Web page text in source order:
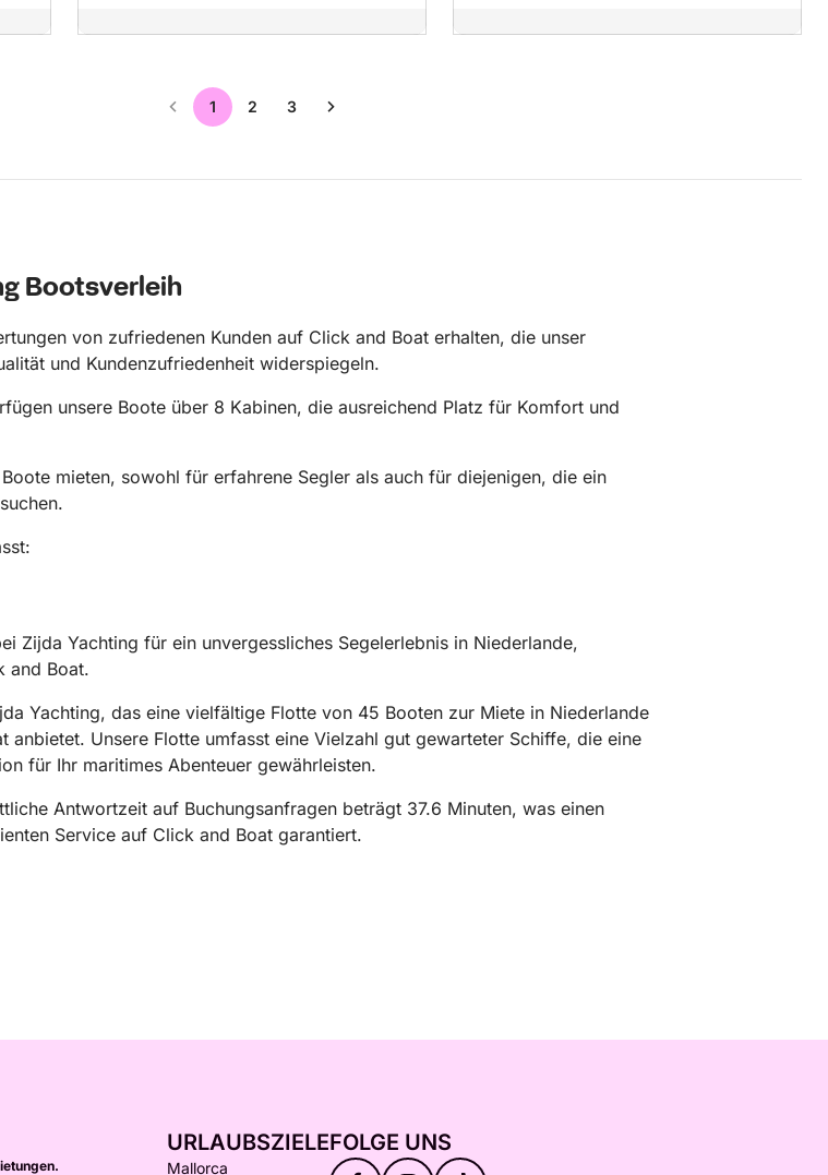
1 2 3
Bootsverleih
von zufriedenen Kunden auf Click and Boat erhalten, die unser
und Kundenzufriedenheit widerspiegeln.
unsere Boote über 8 Kabinen, die ausreichend Platz für Komfort und
mieten, sowohl für erfahrene Segler als auch für diejenigen, die ein
Zijda Yachting für ein unvergessliches Segelerlebnis in Niederlande,
and Boat.
Yachting, das eine vielfältige Flotte von 45 Booten zur Miete in Niederlande
anbietet. Unsere Flotte umfasst eine Vielzahl gut gewarteter Schiffe, die eine
für Ihr maritimes Abenteuer gewährleisten.
Antwortzeit auf Buchungsanfragen beträgt 37.6 Minuten, was einen
Service auf Click and Boat garantiert.
URLAUBSZIELE
Mallorca
FOLGE UNS